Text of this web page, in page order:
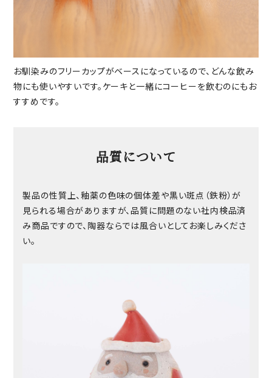
お馴染みのフリーカップがベースになっているので、どんな飲み
物にも使いやすいです。ケーキと一緒にコーヒーを飲むのにもお
すすめです。
品質について
製品の性質上、釉薬の色味の個体差や黒い斑点（鉄粉）が
見られる場合がありますが、品質に問題のない社内検品済
み商品ですので、陶器ならでは風合いとしてお楽しみくださ
い。